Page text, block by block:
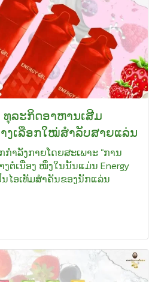
ທຸລະກິດອາຫານເສີມ
ງເລືອກໃໝ່ສຳລັບສາຍແລ່ນ
ຳລັງກາຍໂດຍສະເພາະ "ການ
ງຕໍ່ເນື່ອງ ໜຶ່ງໃນນັ້ນແມ່ນ Energy
ນໄອເທັມສຳຄັນຂອງນັກແລ່ນ